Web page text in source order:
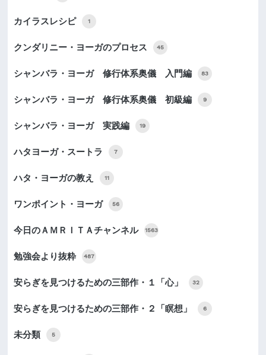
カイラスレシピ 1
クンダリニー・ヨーガのプロセス 45
シャンバラ・ヨーガ 修行体系奥儀 入門編 83
シャンバラ・ヨーガ 修行体系奥儀 初級編 9
シャンバラ・ヨーガ 実践編 19
ハタヨーガ・スートラ 7
ハタ・ヨーガの教え 11
ワンポイント・ヨーガ 56
今日のＡＭＲＩＴＡチャンネル 1563
勉強会より抜粋 487
安らぎを見つけるための三部作・１「心」 32
安らぎを見つけるための三部作・２「瞑想」 6
未分類 5